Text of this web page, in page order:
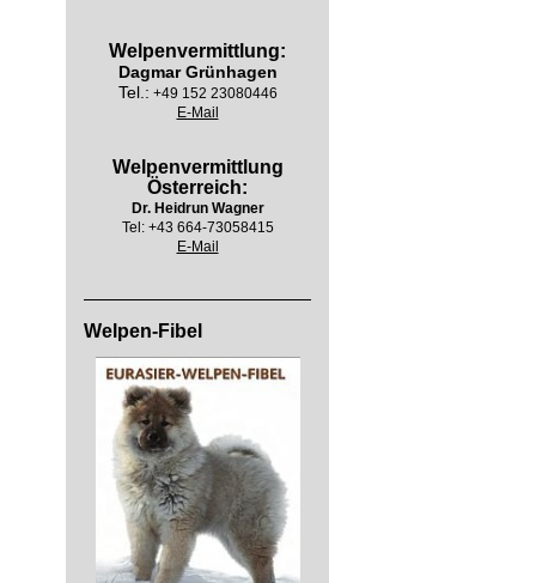
Welpenvermittlung:
Dagmar Grünhagen
Tel.: +49 152 23080446
E-Mail
Welpenvermittlung
Österreich:
Dr. Heidrun Wagner
Tel:+43 664-73058415
E-Mail
Welpen-Fibel